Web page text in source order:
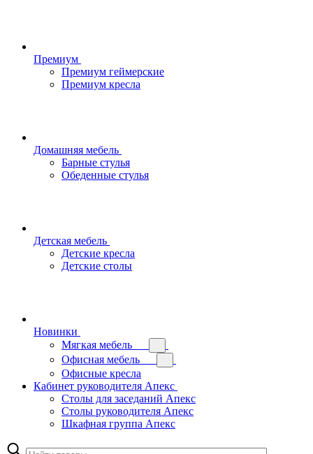
Премиум
Премиум геймерские
Премиум кресла
Домашняя мебель
Барные стулья
Обеденные стулья
Детская мебель
Детские кресла
Детские столы
Новинки
Мягкая мебель
Офисная мебель
Офисные кресла
Кабинет руководителя Апекс
Столы для заседаний Апекс
Столы руководителя Апекс
Шкафная группа Апекс